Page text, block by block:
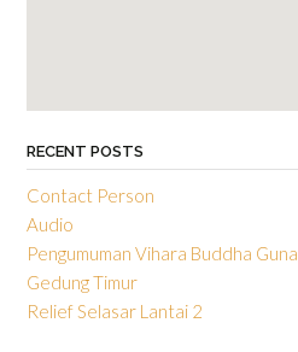
RECENT POSTS
Contact Person
Audio
Pengumuman Vihara Buddha Guna
Gedung Timur
Relief Selasar Lantai 2